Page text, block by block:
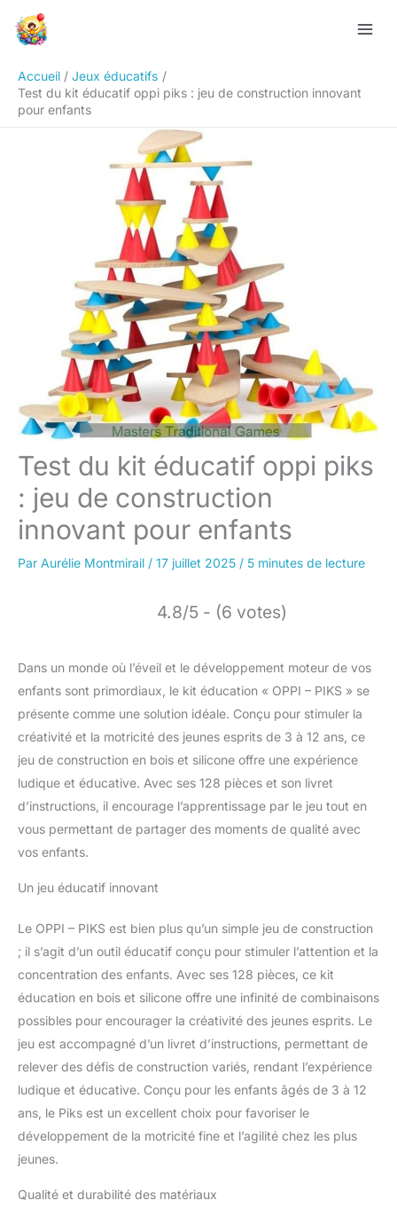
Accueil
Jeux éducatifs
Test du kit éducatif oppi piks : jeu de construction innovant
pour enfants
Test du kit éducatif oppi piks
: jeu de construction
innovant pour enfants
Par Aurélie Montmirail / 17 juillet 2025 / 5 minutes de lecture
4.8/5 - (6 votes)
Dans un monde où l’éveil et le développement moteur de vos
enfants sont primordiaux, le kit éducation « OPPI – PIKS » se
présente comme une solution idéale. Conçu pour stimuler la
créativité et la motricité des jeunes esprits de 3 à 12 ans, ce
jeu de construction en bois et silicone offre une expérience
ludique et éducative. Avec ses 128 pièces et son livret
d’instructions, il encourage l’apprentissage par le jeu tout en
vous permettant de partager des moments de qualité avec
vos enfants.
Un jeu éducatif innovant
Le OPPI – PIKS est bien plus qu’un simple jeu de construction
; il s’agit d’un outil éducatif conçu pour stimuler l’attention et la
concentration des enfants. Avec ses 128 pièces, ce kit
éducation en bois et silicone offre une infinité de combinaisons
possibles pour encourager la créativité des jeunes esprits. Le
jeu est accompagné d’un livret d’instructions, permettant de
relever des défis de construction variés, rendant l’expérience
ludique et éducative. Conçu pour les enfants âgés de 3 à 12
ans, le Piks est un excellent choix pour favoriser le
développement de la motricité fine et l’agilité chez les plus
jeunes.
Qualité et durabilité des matériaux
Rechercher